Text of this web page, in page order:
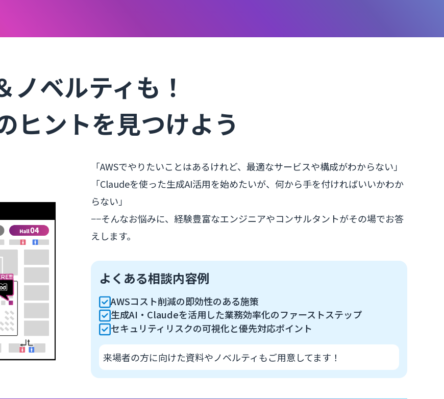
ベルティも！
ヒントを見つけよう
「AWSでやりたいことはあるけれど、最適なサービスや構成がわからない」
「Claudeを使った生成AI活用を始めたいが、何から手を付ければいいかわか
らない」
−−そんなお悩みに、経験豊富なエンジニアやコンサルタントがその場でお答
えします。
よくある相談内容例
AWSコスト削減の即効性のある施策
生成AI・Claudeを活用した業務効率化のファーストステップ
セキュリティリスクの可視化と優先対応ポイント
来場者の方に向けた資料やノベルティもご用意してます！